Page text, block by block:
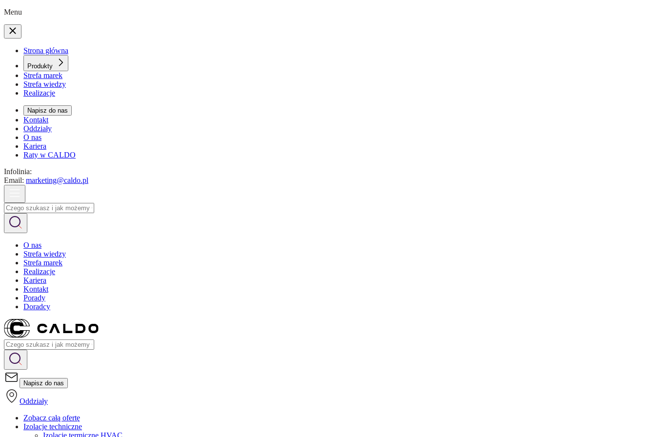
Menu
Strona główna
Produkty
Strefa marek
Strefa wiedzy
Realizacje
Napisz do nas
Kontakt
Oddziały
O nas
Kariera
Raty w CALDO
Infolinia:
Email: marketing@caldo.pl
O nas
Strefa wiedzy
Strefa marek
Realizacje
Kariera
Kontakt
Porady
Doradcy
Napisz do nas
Oddziały
Zobacz całą ofertę
Izolacje techniczne
Izolacje termiczne HVAC